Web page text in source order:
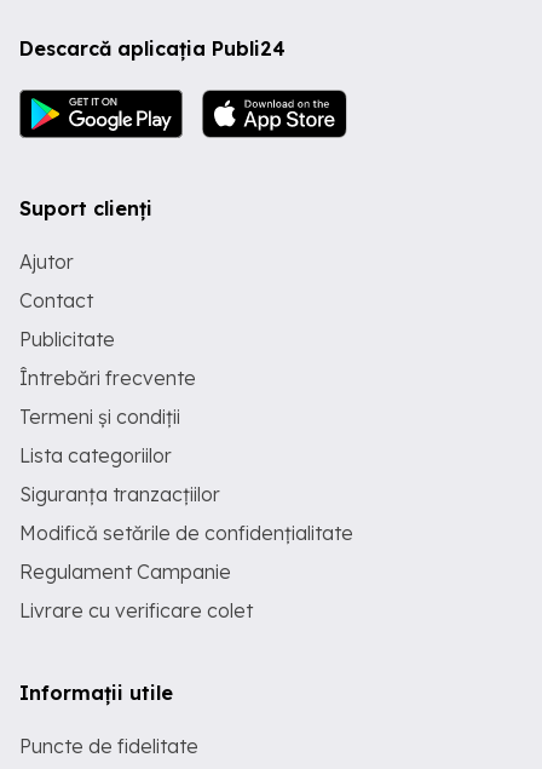
Descarcă aplicația Publi24
Suport clienți
Ajutor
Contact
Publicitate
Întrebări frecvente
Termeni și condiții
Lista categoriilor
Siguranța tranzacțiilor
Modifică setările de confidențialitate
Regulament Campanie
Livrare cu verificare colet
Informații utile
Puncte de fidelitate